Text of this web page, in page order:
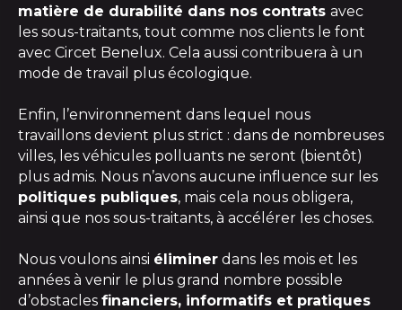
matière de durabilité dans nos contrats avec
les sous-traitants, tout comme nos clients le font
avec Circet Benelux. Cela aussi contribuera à un
mode de travail plus écologique.
Enfin, l’environnement dans lequel nous
travaillons devient plus strict : dans de nombreuses
villes, les véhicules polluants ne seront (bientôt)
plus admis. Nous n’avons aucune influence sur les
politiques publiques, mais cela nous obligera,
ainsi que nos sous-traitants, à accélérer les choses.
Nous voulons ainsi éliminer dans les mois et les
années à venir le plus grand nombre possible
d’obstacles financiers, informatifs et pratiques